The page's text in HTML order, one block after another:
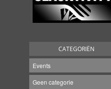
CATEGORIËN
Events
Geen categorie